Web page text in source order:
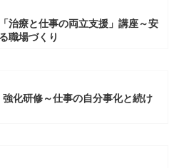
治療と仕事の両立支援」講座～安
職場づくり
化研修～仕事の自分事化と続け